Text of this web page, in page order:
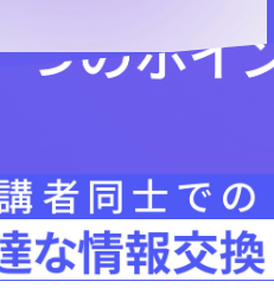
ス紹介動画